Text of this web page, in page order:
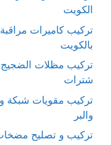
الكويت
تركيب كاميرات
بالكويت
تركيب مظلات
شترات
تركيب مقويات شبكة
والبر
تركيب و تصليح مضخات